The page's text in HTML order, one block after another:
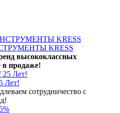
KRESS
высококлассных
в продаже!
Лет!
сотрудничество с